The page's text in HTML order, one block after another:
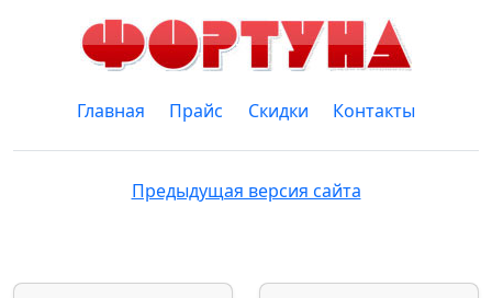
Главная Прайс Скидки Контакты
Предыдущая версия сайта